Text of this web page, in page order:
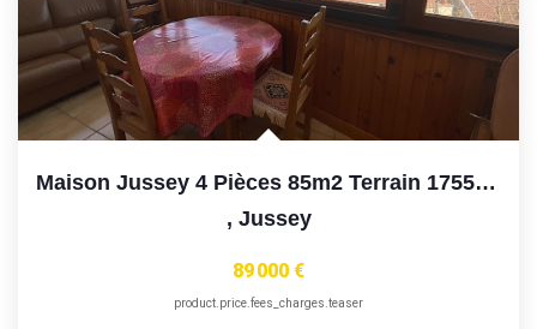
Maison Jussey 4 Pièces 85m2 Terrain 1755m2
, Jussey
89 000 €
product.price.fees_charges.teaser